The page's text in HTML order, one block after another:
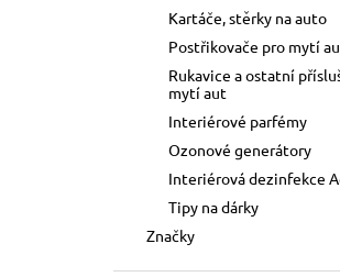
Kartáče, stěrky na auto
Postřikovače pro mytí
Rukavice a ostatní
mytí aut
Interiérové parfémy
Ozonové generátory
Interiérová dezinfekce
Tipy na dárky
Značky